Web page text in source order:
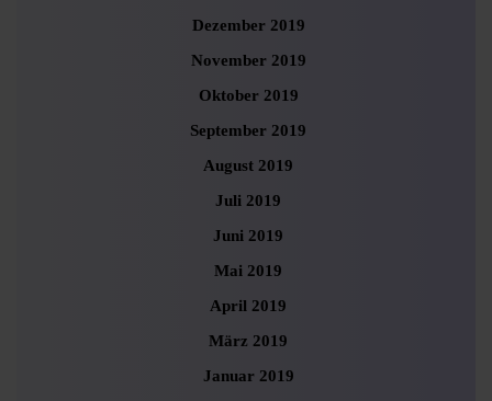
Dezember 2019
November 2019
Oktober 2019
September 2019
August 2019
Juli 2019
Juni 2019
Mai 2019
April 2019
März 2019
Januar 2019